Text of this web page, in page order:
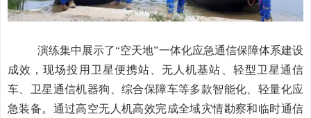
演练集中展示了“空天地”一体化应急通信保障体系建设
成效，现场投用卫星便携站、无人机基站、轻型卫星通信
车、卫星通信机器狗、综合保障车等多款智能化、轻量化应
急装备。通过高空无人机高效完成全域灾情勘察和临时通信